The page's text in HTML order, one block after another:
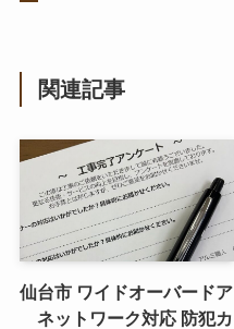
関連記事
仙台市 ワイドオーバードア
ネットワーク対応 防犯カ